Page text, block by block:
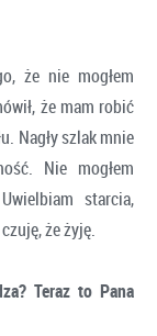
że nie mogłem
że mam robić
Nagły szlak mnie
Nie mogłem
starcia,
że żyję.
Teraz to Pana